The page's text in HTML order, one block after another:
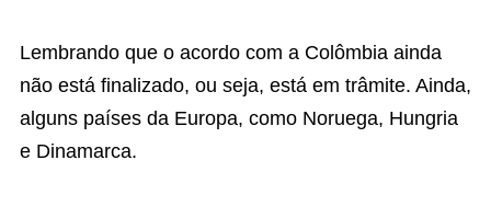
Lembrando que o acordo com a Colômbia ainda
não está finalizado, ou seja, está em trâmite. Ainda,
alguns países da Europa, como Noruega, Hungria
e Dinamarca.